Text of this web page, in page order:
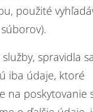
použité
spravidla sa
iba údaje, ktoré
na poskytovanie